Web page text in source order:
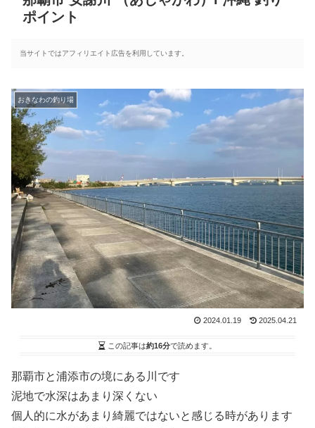
ポイント
当サイトではアフィリエイト広告を利用しています。
おきなわの釣り場
2024.01.19 2025.04.21
この記事は約16分で読めます。
那覇市と浦添市の境にある川です
泥地で水深はあまり深くない
個人的に水があまり綺麗ではないと感じる時があります